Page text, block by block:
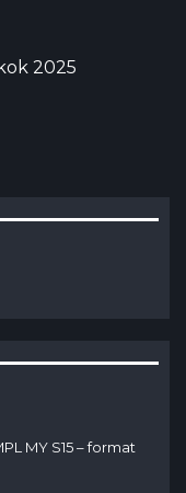
2025
MY S15 – format